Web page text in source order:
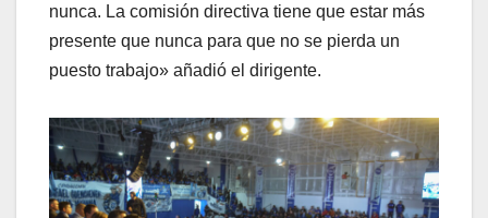
nunca. La comisión directiva tiene que estar más
presente que nunca para que no se pierda un
puesto trabajo» añadió el dirigente.